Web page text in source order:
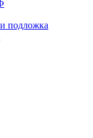
подложка